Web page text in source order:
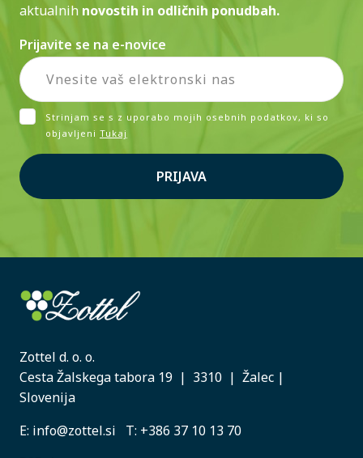
aktualnih novostih in odličnih ponudbah.
Prijavite se na e-novice
Strinjam se s z uporabo mojih osebnih podatkov, ki so
objavljeni Tukaj
PRIJAVA
Zottel d. o. o.
Cesta Žalskega tabora 19 | 3310 | Žalec |
Slovenija
E: info@zottel.si T: +386 37 10 13 70